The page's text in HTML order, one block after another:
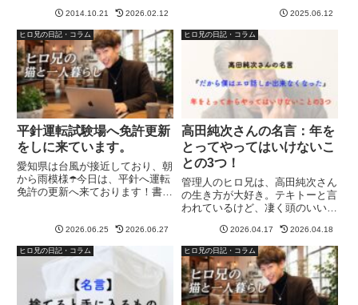
の学びを得ています。ネット上で
も、名言などの意味などに興味を
持ち、その言葉に秘める意味合い
などを共有しているのも多く見
ら...
2014.10.21 2026.02.12
ウスにお邪魔するので、このブロ
グを早めに更新しないと継続が途
切れてしまう💦本日、お邪魔す
2025.06.12
ヒロ兄の日記・コラム
平針運転試験場へ免許更新
をしに来ています。
愛知県は台風が接近しており、朝
から雨模様☂️今日は、平針へ運転
免許の更新へ来ております！書き
けねばならぬ！！次回の免許更新
は、書き換えのみで済むように、
今後の運転を気をつけねば！平...
2026.06.25 2026.06.27
ヒロ兄の日記・コラム
高田純次さんの名言：年を
とってやってはいけないこ
との3つ！
管理人のヒロ兄は、高田純次さん
の生き方が大好き。テキトーと言
われているけど、凄く頭のいい人
な高田純次さんの名言がありま
す。SNSや、テレビなどでも話
しているけど、『年をとってやっ
てはいけないことの3つ』これ、
4...
2026.04.17 2026.04.18
ヒロ兄の日記・コラム ヒロ兄の日記・コラム